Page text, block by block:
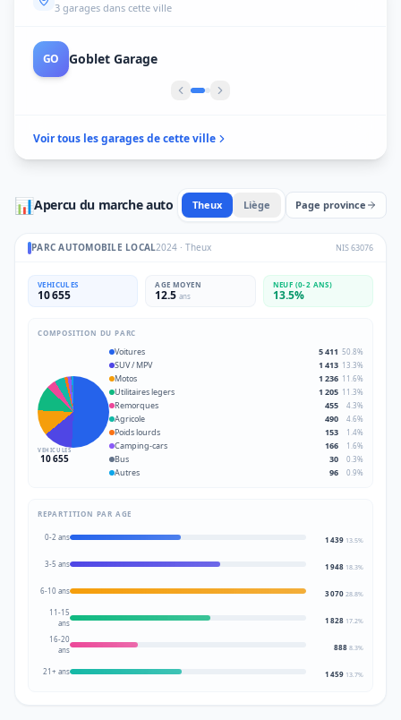
3 garages dans cette ville
GO Goblet Garage
Voir tous les garages de cette ville
📊Apercu du marche auto Theux Liège Page province
PARC AUTOMOBILE LOCAL2024 ·Theux NIS63076
VEHICULES
10 655
AGE MOYEN
12.5 ans
NEUF (0-2 ANS)
13.5%
COMPOSITION DU PARC
VEHICULES
10 655
Voitures 5 411 50.8%
SUV / MPV 1 413 13.3%
Motos 1 236 11.6%
Utilitaires legers 1 205 11.3%
Remorques 455 4.3%
Agricole 490 4.6%
Poids lourds 153 1.4%
Camping-cars 166 1.6%
Bus 30 0.3%
Autres 96 0.9%
REPARTITION PAR AGE
0-2 ans 1 439 13.5%
3-5 ans 1 948 18.3%
6-10 ans 3 070 28.8%
11-15
ans
1 828 17.2%
16-20
ans
888 8.3%
21+ ans 1 459 13.7%